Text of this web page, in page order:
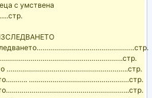
с умствена
………………………………………………………..стр.
……………………………………………………..стр.
……………………………………………стр.